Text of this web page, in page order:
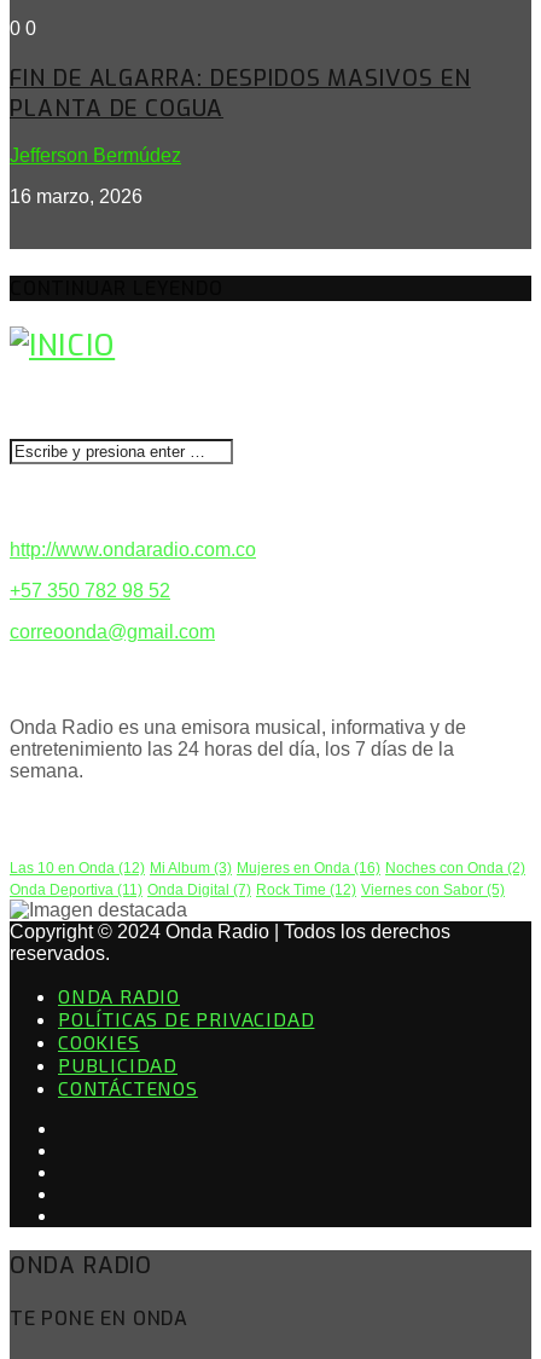
0 0
FIN DE ALGARRA: DESPIDOS MASIVOS EN
PLANTA DE COGUA
Jefferson Bermúdez
16 marzo, 2026
http://www.ondaradio.com.co
+57 350 782 98 52
correoonda@gmail.com
Onda Radio es una emisora musical, informativa y de
entretenimiento las 24 horas del día, los 7 días de la
semana.
Las 10 en Onda (12) Mi Album (3) Mujeres en Onda (16) Noches con Onda (2)
Onda Deportiva (11) Onda Digital (7) Rock Time (12) Viernes con Sabor (5)
Copyright © 2024 Onda Radio | Todos los derechos
reservados.
ONDA RADIO
POLÍTICAS DE PRIVACIDAD
COOKIES
PUBLICIDAD
CONTÁCTENOS
ONDA RADIO
TE PONE EN ONDA